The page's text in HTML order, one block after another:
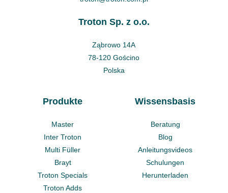
Troton Sp. z o.o.
Ząbrowo 14A
78-120 Gościno
Polska
Produkte
Master
Inter Troton
Multi Füller
Brayt
Troton Specials
Troton Adds
Wissensbasis
Beratung
Blog
Anleitungsvideos
Schulungen
Herunterladen